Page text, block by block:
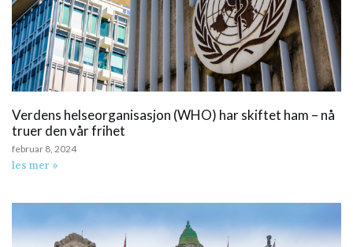
Verdens helseorganisasjon (WHO) har skiftet ham – nå
truer den vår frihet
februar 8, 2024
les mer »